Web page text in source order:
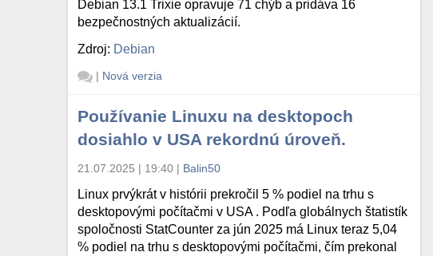
Debian 13.1 Trixie opravuje 71 chýb a pridáva 16
bezpečnostných aktualizácií.
Zdroj: Debian
| Nová verzia
Používanie Linuxu na desktopoch
dosiahlo v USA rekordnú úroveň.
21.07.2025 | 19:40 | Balin50
Linux prvýkrát v histórii prekročil 5 % podiel na trhu s
desktopovými počítačmi v USA . Podľa globálnych štatistík
spoločnosti StatCounter za jún 2025 má Linux teraz 5,04
% podiel na trhu s desktopovými počítačmi, čím prekonal